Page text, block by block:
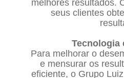
melhores resultados.
seus clientes
Tecnologia
Para melhorar o
e mensurar os
eficiente, o Grupo